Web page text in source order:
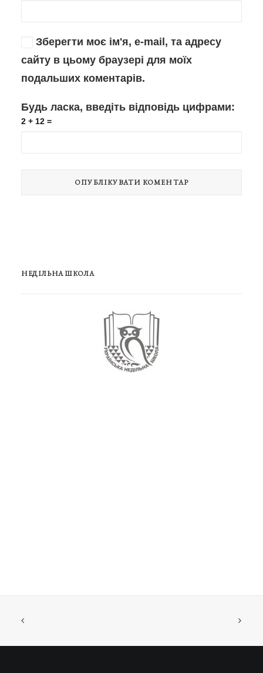
Зберегти моє ім'я, e-mail, та адресу
сайту в цьому браузері для моїх
подальших коментарів.
Будь ласка, введіть відповідь цифрами:
2 + 12 =
НЕДІЛЬНА ШКОЛА